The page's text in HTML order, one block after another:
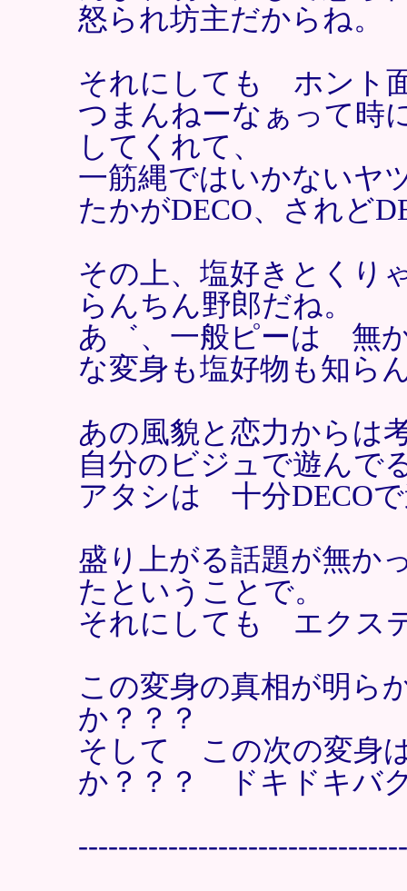
怒られ坊主だからね。
それにしても ホント
つまんねーなぁって
してくれて、
一筋縄ではいかないヤ
たかがDECO、されど
その上、塩好きとく
らんちん野郎だね。
あ゛、一般ピーは 無
な変身も塩好物も知ら
あの風貌と恋力からは
自分のビジュで遊んで
アタシは 十分DECO
盛り上がる話題が無か
たということで。
それにしても エクス
この変身の真相が明
か？？？
そして この次の変身
か？？？ ドキドキバ